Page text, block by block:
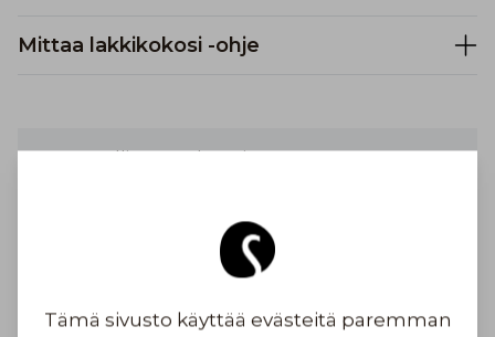
Mittaa lakkikokosi -ohje
Turvallinen maksaminen
Ilmainen toimitus yli 100 € tilauksiin
Toimituskulu alkaen 6,90 €
Tämä sivusto käyttää evästeitä paremman